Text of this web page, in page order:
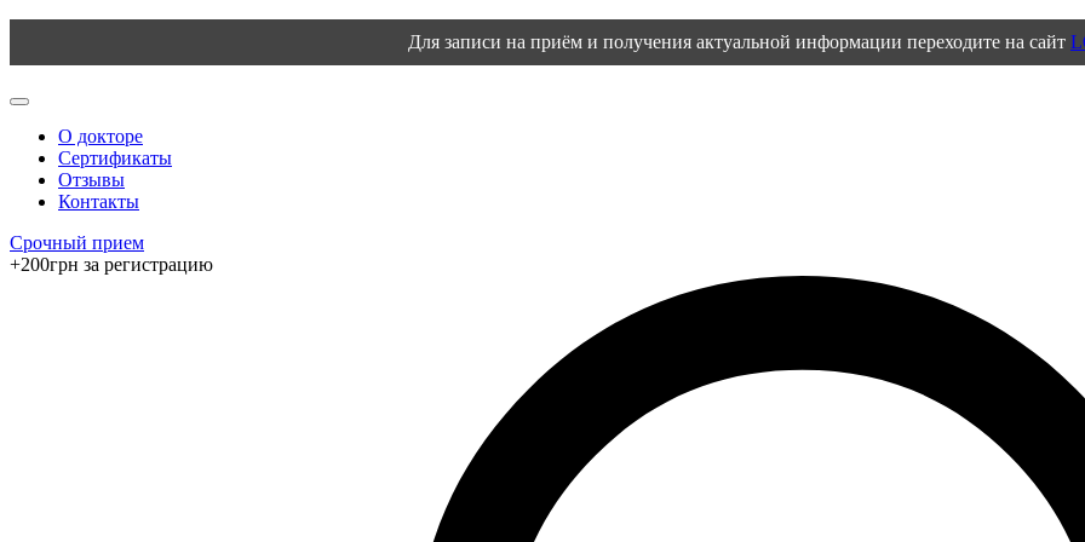
Для записи на приём и получения актуальной информации переходите на сайт
О докторе
Сертификаты
Отзывы
Контакты
Срочный прием
+200грн за регистрацию